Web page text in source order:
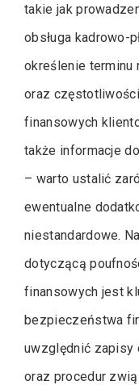
takie jak
obsługa kadrowo-
określenie terminu
oraz
finansowych
także informacje
– warto ustalić
ewentualne
niestandardowe.
dotyczącą
finansowych jest
bezpieczeństwa
uwzględnić zapisy
oraz procedur